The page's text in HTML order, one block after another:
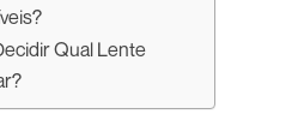
Qual Lente